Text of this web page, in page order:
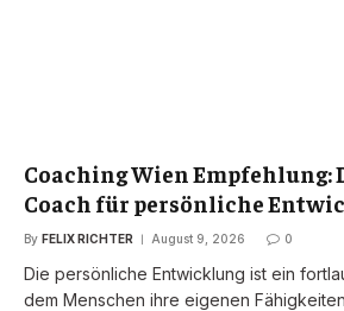
Coaching Wien Empfehlung:
Coach für persönliche
By FELIX RICHTER August 9, 2026 0
Die persönliche Entwicklung ist ein
dem Menschen ihre eigenen